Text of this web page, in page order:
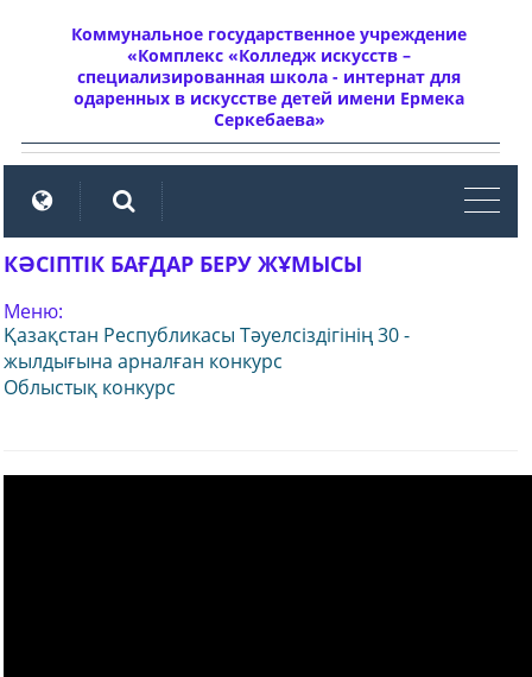
Коммунальное государственное учреждение
«Комплекс «Колледж искусств –
специализированная школа - интернат для
одаренных в искусстве детей имени Ермека
Серкебаева»
КӘСІПТІК БАҒДАР БЕРУ ЖҰМЫСЫ
Меню:
Қазақстан Республикасы Тәуелсіздігінің 30 -
жылдығына арналған конкурс
Облыстық конкурс